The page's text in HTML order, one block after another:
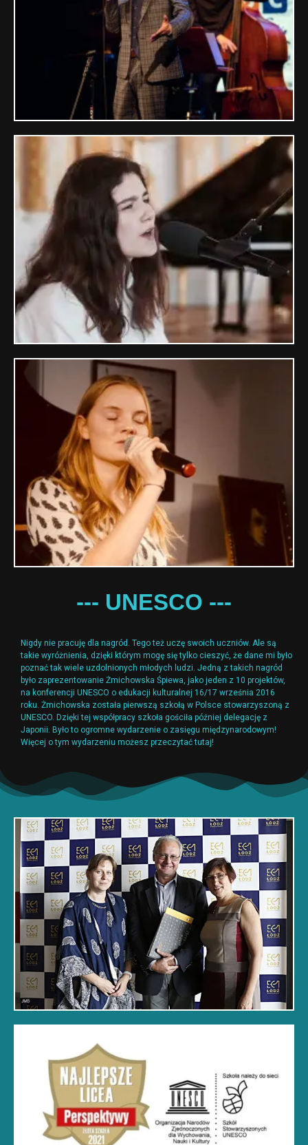
--- UNESCO ---
Nigdy nie pracuję dla nagród. Tego też uczę swoich uczniów. Ale są
takie wyróżnienia, dzięki którym mogę się tylko cieszyć, że dane mi było
poznać tak wiele uzdolnionych młodych ludzi. Jedną z takich nagród
było zaprezentowanie Żmichowska Śpiewa, jako jeden z 10 projektów,
na konferencji UNESCO o edukacji kulturalnej 16/17 września 2016
roku. Żmichowska została pierwszą szkołą w Polsce stowarzyszoną z
UNESCO. Dzięki tej współpracy szkoła gościła później delegację z
Japonii. Było to ogromne wydarzenie o zasięgu międzynarodowym!
Więcej o tym wydarzeniu możesz przeczytaćtutaj!